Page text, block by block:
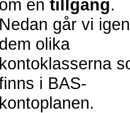
om en tillgång.
Nedan går vi
dem olika
kontoklasserna
i BAS-
kontoplanen.